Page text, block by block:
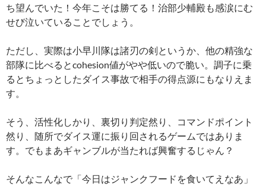
ち望んでいた！今年こそは勝てる！治部少輔殿も感涙にむ
せび泣いていることでしょう。
ただし、実際は小早川隊は諸刃の剣というか、他の精強な
部隊に比べるとcohesion値がやや低いので脆い。調子に乗
るとちょっとしたダイス事故で相手の得点源にもなりえま
す。
そう、活性化しかり、裏切り判定然り、コマンドポイント
然り、随所でダイス運に振り回されるゲームではありま
す。でもまあギャンブルが当たれば興奮するじゃん？
そんなこんなで「今日はジャンクフードを食いてえなあ」